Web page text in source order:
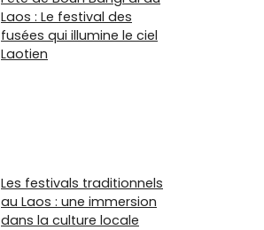
Laos : Le festival des
fusées qui illumine le ciel
Laotien
Les festivals traditionnels
au Laos : une immersion
dans la culture locale